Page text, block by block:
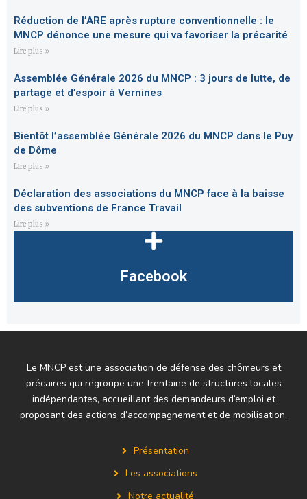
Réduction de l’ARE après rupture conventionnelle : le
MNCP dénonce une mesure qui va favoriser la précarité
Lire plus »
Assemblée Générale 2026 du MNCP : 3 jours de lutte, de
partage et d’espoir à Vernines
Lire plus »
Bientôt l’assemblée Générale 2026 du MNCP dans le Puy
de Dôme
Lire plus »
Déclaration des associations du MNCP face à la baisse
des subventions de France Travail
Lire plus »
Facebook
Le MNCP est une association de défense des chômeurs et
précaires qui regroupe une trentaine de structures locales
indépendantes, accueillant des demandeurs d’emploi et
proposant des actions d’accompagnement et de mobilisation.
Présentation
Les associations
Notre actualité